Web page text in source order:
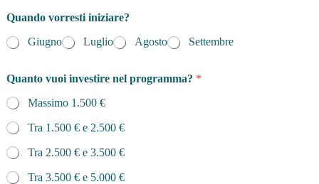
Quando vorresti iniziare?
Giugno
Luglio Agosto Settembre
Quanto vuoi investire nel programma? *
Massimo 1.500 €
Tra 1.500 € e 2.500 €
Tra 2.500 € e 3.500 €
Tra 3.500 € e 5.000 €